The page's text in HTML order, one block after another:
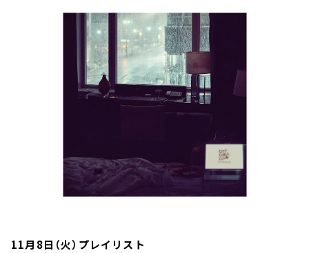
お知らせ
イベント・グッズ
YouTube
会社情報
11月8日（火）プレイリスト